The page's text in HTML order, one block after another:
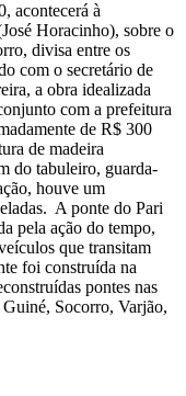
acontecerá à
Horacinho), sobre o
divisa entre os
com o secretário de
a obra idealizada
com a prefeitura
de R$ 300
de madeira
do tabuleiro, guarda-
houve um
A ponte do Pari
pela ação do tempo,
que transitam
foi construída na
pontes nas
Socorro, Varjão,